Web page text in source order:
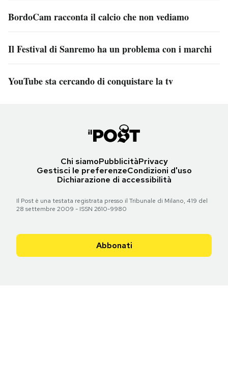
BordoCam racconta il calcio che non vediamo
Il Festival di Sanremo ha un problema con i marchi
YouTube sta cercando di conquistare la tv
Chi siamoPubblicitàPrivacy
Gestisci le preferenzeCondizioni d'uso
Dichiarazione di accessibilità
Il Post è una testata registrata presso il Tribunale di Milano, 419 del
28 settembre 2009 - ISSN 2610-9980
Abbonati